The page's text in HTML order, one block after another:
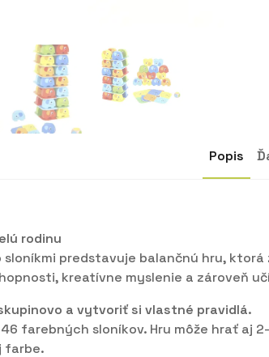
Popis
rodinu
sloníkmi predstavuje balančnú hru,
kreatívne myslenie a zároveň
a vytvoriť si vlastné pravidlá.
46 farebných sloníkov. Hru môže hrať
farbe.